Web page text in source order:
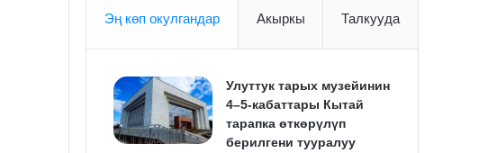
Эң көп окулгандар Акыркы Талкууда
Улуттук тарых музейинин
4–5-кабаттары Кытай
тарапка өткөрүлүп
берилгени тууралуу